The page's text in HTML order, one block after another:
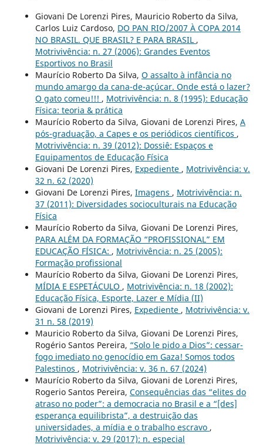
Giovani De Lorenzi Pires, Mauricio Roberto da Silva,
Carlos Luiz Cardoso, DO PAN RIO/2007 À COPA 2014
NO BRASIL. QUE BRASIL? E PARA BRASIL ,
Motrivivência: n. 27 (2006): Grandes Eventos
Esportivos no Brasil
Maurício Roberto Da Silva, O assalto à infância no
mundo amargo da cana-de-açúcar. Onde está o lazer?
O gato comeu!!! , Motrivivência: n. 8 (1995): Educação
Física: teoria & prática
Maurício Roberto da Silva, Giovani de Lorenzi Pires, A
pós-graduação, a Capes e os periódicos científicos ,
Motrivivência: n. 39 (2012): Dossiê: Espaços e
Equipamentos de Educação Física
Giovani De Lorenzi Pires, Expediente , Motrivivência: v.
32 n. 62 (2020)
Giovani De Lorenzi Pires, Imagens , Motrivivência: n.
37 (2011): Diversidades socioculturais na Educação
Física
Maurício Roberto da Silva, Giovani De Lorenzi Pires,
PARA ALÉM DA FORMAÇÃO “PROFISSIONAL” EM
EDUCAÇÃO FÍSICA: , Motrivivência: n. 25 (2005):
Formação profissional
Maurício Roberto da Silva, Giovani De Lorenzi Pires,
MÍDIA E ESPETÁCULO , Motrivivência: n. 18 (2002):
Educação Física, Esporte, Lazer e Mídia (II)
Giovani de Lorenzi Pires, Expediente , Motrivivência: v.
31 n. 58 (2019)
Mauricio Roberto da Silva, Giovani De Lorenzi Pires,
Rogério Santos Pereira, “Solo le pido a Dios”: cessar-
fogo imediato no genocídio em Gaza! Somos todos
Palestinos , Motrivivência: v. 36 n. 67 (2024)
Maurício Roberto da Silva, Giovani de Lorenzi Pires,
Rogerio Santos Pereira, Consequências das “elites do
atraso no poder”: a democracia no Brasil e a “[des]
esperança equilibrista”, a destruição das
universidades, a mídia e o trabalho escravo ,
Motrivivência: v. 29 (2017): n. especial